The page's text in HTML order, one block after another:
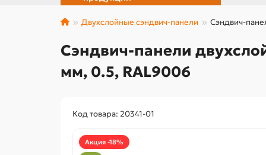
Двухслойные сэндвич-панели Сэндвич-
Сэндвич-панели
мм, 0.5, RAL9006
Код товара: 20341-01
Акция -18%